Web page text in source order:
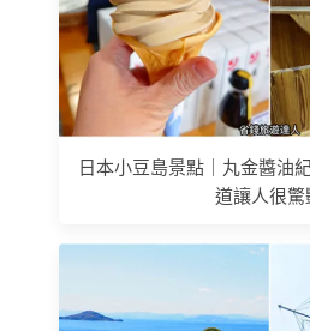
日本小豆島景點｜丸金醬油
道讓人很驚